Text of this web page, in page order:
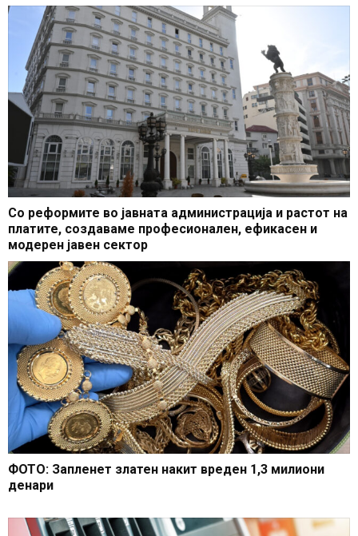
Со реформите во јавната администрација и растот на
платите, создаваме професионален, ефикасен и
модерен јавен сектор
ФОТО: Запленет златен накит вреден 1,3 милиони
денари